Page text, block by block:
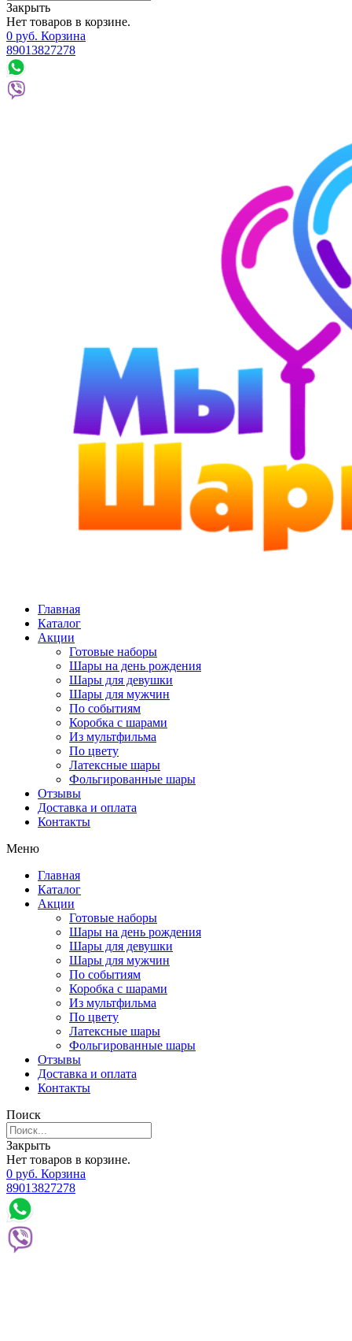
Закрыть
Нет товаров в корзине.
0 руб. Корзина
89013827278
Главная
Каталог
Акции
Готовые наборы
Шары на день рождения
Шары для девушки
Шары для мужчин
По событиям
Коробка с шарами
Из мультфильма
По цвету
Латексные шары
Фольгированные шары
Отзывы
Доставка и оплата
Контакты
Меню
Главная
Каталог
Акции
Готовые наборы
Шары на день рождения
Шары для девушки
Шары для мужчин
По событиям
Коробка с шарами
Из мультфильма
По цвету
Латексные шары
Фольгированные шары
Отзывы
Доставка и оплата
Контакты
Поиск
Закрыть
Нет товаров в корзине.
0 руб. Корзина
89013827278